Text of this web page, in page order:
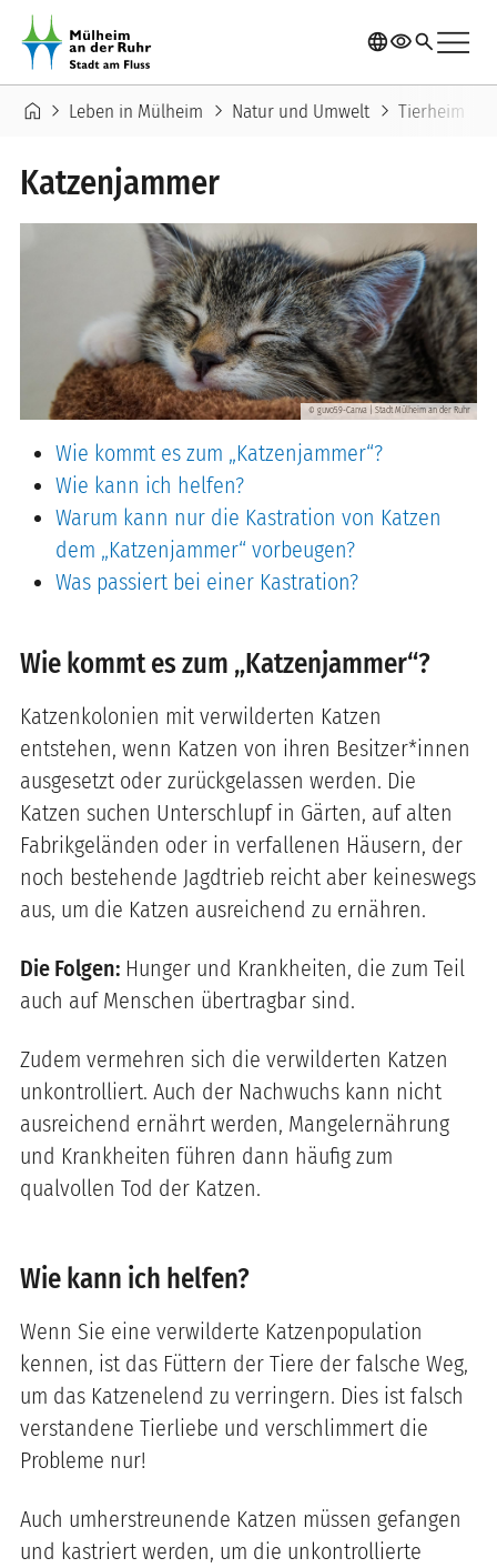
Direkt zum Inhalt
languagevisibilitysearchmenu
Pfadnavigation
home chevron_right Leben in Mülheim chevron_right Natur und Umwelt chevron_right Tierheim
Katzenjammer
© guvo59-Canva | Stadt Mülheim an der Ruhr
Wie kommt es zum „Katzenjammer“?
Wie kann ich helfen?
Warum kann nur die Kastration von Katzen
dem „Katzenjammer“ vorbeugen?
Was passiert bei einer Kastration?
Wie kommt es zum „Katzenjammer“?
Katzenkolonien mit verwilderten Katzen
entstehen, wenn Katzen von ihren Besitzer*innen
ausgesetzt oder zurückgelassen werden. Die
Katzen suchen Unterschlupf in Gärten, auf alten
Fabrikgeländen oder in verfallenen Häusern, der
noch bestehende Jagdtrieb reicht aber keineswegs
aus, um die Katzen ausreichend zu ernähren.
Die Folgen: Hunger und Krankheiten, die zum Teil
auch auf Menschen übertragbar sind.
Zudem vermehren sich die verwilderten Katzen
unkontrolliert. Auch der Nachwuchs kann nicht
ausreichend ernährt werden, Mangelernährung
und Krankheiten führen dann häufig zum
qualvollen Tod der Katzen.
Wie kann ich helfen?
Wenn Sie eine verwilderte Katzenpopulation
kennen, ist das Füttern der Tiere der falsche Weg,
um das Katzenelend zu verringern. Dies ist falsch
verstandene Tierliebe und verschlimmert die
Probleme nur!
Auch umherstreunende Katzen müssen gefangen
und kastriert werden, um die unkontrollierte